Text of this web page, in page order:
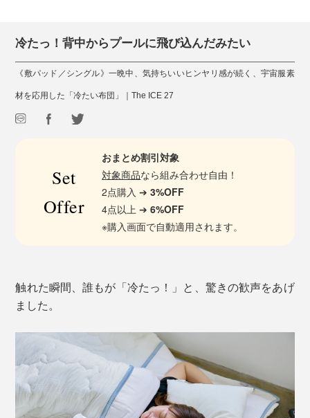
冷たっ！背中からプールに飛び込んだみたい
《敷パッド／シングル》一晩中、気持ちいいヒンヤリ感が続く、宇宙服素
材を応用した「冷たい布団」｜The ICE 27
Set
Offer
おまとめ割引対象
対象商品なら組み合わせ自由！
2点購入 ➔3%OFF
4点以上 ➔6%OFF
※購入画面で自動適用されます。
触れた瞬間、誰もが「冷たっ！」と、驚きの歓声をあげ
ました。